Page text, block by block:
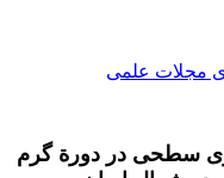
مجلات علمی
سطحی در دورة گرم